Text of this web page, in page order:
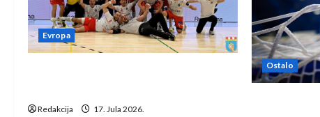
Evropa
Redakcija 17. Jula 2026.
Ostalo